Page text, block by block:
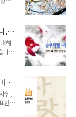
..
으
을
부
짓
꽃
,
해
니
창
기
'푹
요.
요.
무
위,
현이
을